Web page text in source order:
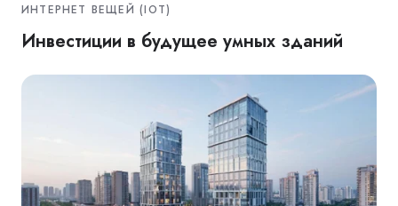
ИНТЕРНЕТ ВЕЩЕЙ (IOT)
Инвестиции в будущее умных зданий